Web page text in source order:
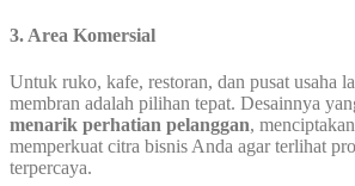
3. Area Komersial
Untuk ruko, kafe, restoran, dan pusat usaha
membran adalah pilihan tepat. Desainnya
menarik perhatian pelanggan,
memperkuat citra bisnis Anda agar terlihat
terpercaya.